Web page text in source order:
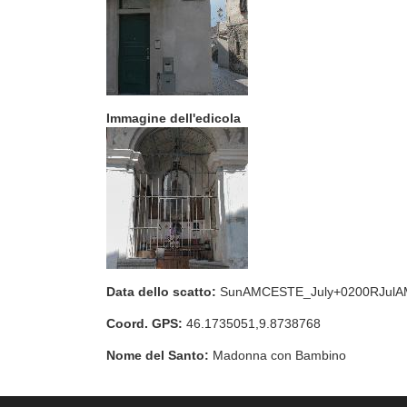
Immagine dell'edicola
Data dello scatto:
Coord. GPS: 46.1735051,9.8738768
Nome del Santo: Madonna con Bambino